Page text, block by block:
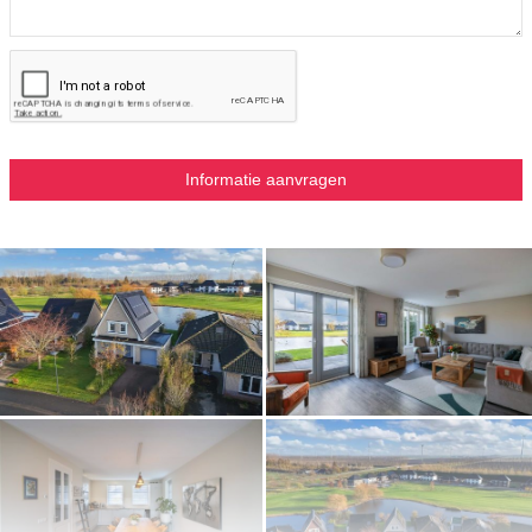
afwerking van het sanitair.
De praktische wasruimte completeert de verdieping. Een plek waar
wasmachine en droger netjes uit het zicht staan, waardoor de badkamer
exclusief blijft voor comfort en rust.
Tweede verdieping – praktische bergruimte in de nok
Op de overloop geeft een vlizotrap toegang tot de vliering. Deze
biedt verrassend veel bergruimte. Door de hoogte in het midden kun je
hier gemakkelijk lopen en spullen ordenen, terwijl de schuine kanten
uitnodigen om seizoensspullen, koffers en herinneringen netjes uit het
zicht op te bergen. Een praktische verdieping die het wooncomfort op
de lagere etages heerlijk vrij houdt.
Tuin, berging en garage – een oase aan het water
Aan de voorzijde laat de woning zich van haar mooiste kant zien. De
karakteristieke kap, de overdekte entree en het brede perceel geven
het huis een bijna landelijke uitstraling, met genoeg ruimte rondom om
echt vrij te wonen. De voortuin is strak aangelegd met een verzorgd
gazon, enkele volgroeide bomen en vaste beplanting die het hele jaar